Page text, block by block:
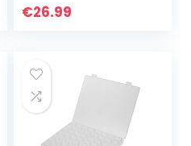
opbergdoos
€26.99